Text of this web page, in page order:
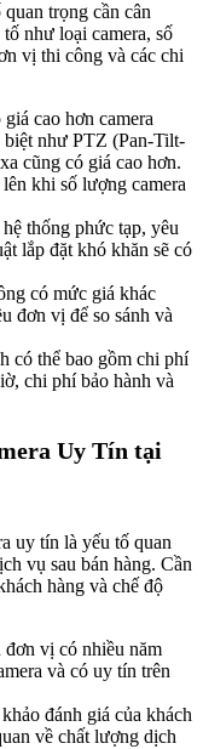
trọng cần cân
như loại camera, số
vị thi công và các chi
cao hơn camera
biệt như PTZ (Pan-Tilt-
cũng có giá cao hơn.
khi số lượng camera
thống phức tạp, yêu
lắp đặt khó khăn sẽ có
có mức giá khác
đơn vị để so sánh và
có thể bao gồm chi phí
chi phí bảo hành và
Uy Tín tại
uy tín là yếu tố quan
vụ sau bán hàng. Cần
hàng và chế độ
vị có nhiều năm
và có uy tín trên
đánh giá của khách
về chất lượng dịch